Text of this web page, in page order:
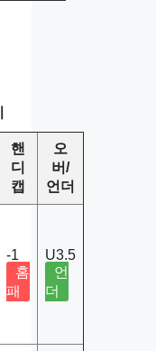
핸
디
캡
오
버/
언더
-1
홈
패
U3.5
언
더